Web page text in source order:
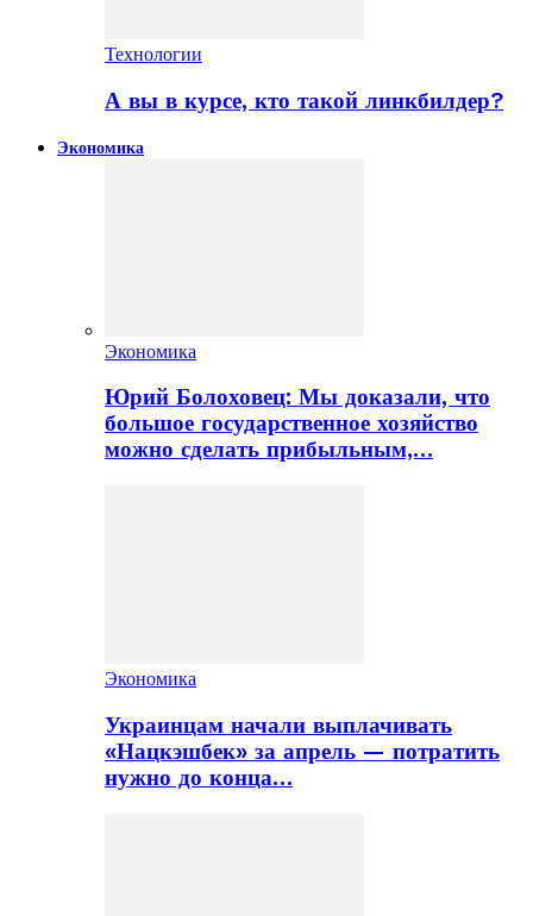
Технологии
А вы в курсе, кто такой линкбилдер?
Экономика
Экономика
Юрий Болоховец: Мы доказали, что
большое государственное хозяйство
можно сделать прибыльным,…
Экономика
Украинцам начали выплачивать
«Нацкэшбек» за апрель — потратить
нужно до конца…